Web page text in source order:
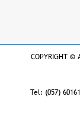
COPYRIGHT ©
Tel: (057)